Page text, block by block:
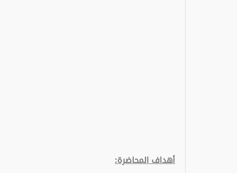
أهداف المحاضرة: